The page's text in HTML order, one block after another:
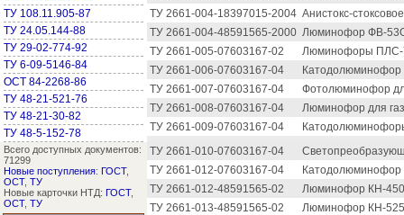
ТУ 108.11.905-87
ТУ 24.05.144-88
ТУ 29-02-774-92
ТУ 6-09-5146-84
ОСТ 84-2268-86
ТУ 48-21-521-76
ТУ 48-21-30-82
ТУ 48-5-152-78
Всего доступных документов:
71299
Новые поступления: ГОСТ,
ОСТ, ТУ
Новые карточки НТД: ГОСТ,
ОСТ, ТУ
ТУ 2661-004-18397015-2004 Анистокс-
ТУ 2661-004-48591565-2000 Люминофор ФВ-
ТУ 2661-005-07603167-02
Люминофоры ПЛС-
ТУ 2661-006-07603167-04
ТУ 2661-007-07603167-04
Фотолюминофор
ТУ 2661-008-07603167-04
Люминофор для
ТУ 2661-009-07603167-04
ТУ 2661-010-07603167-04
ТУ 2661-012-07603167-04
Катодолюминофор
ТУ 2661-012-48591565-02
Люминофор КН-
ТУ 2661-013-48591565-02
Люминофор КН-